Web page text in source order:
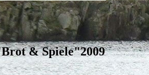
& Spiele"2009